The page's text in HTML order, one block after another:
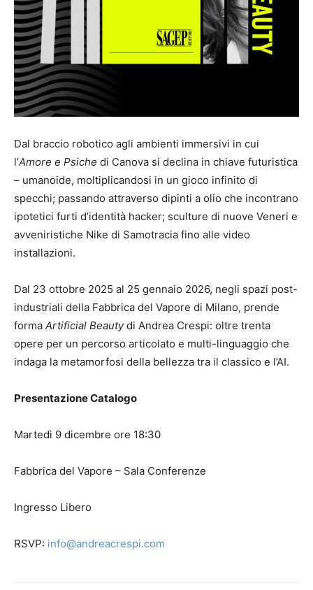
Dal braccio robotico agli ambienti immersivi in cui
l’Amore e Psiche di Canova si declina in chiave futuristica
– umanoide, moltiplicandosi in un gioco infinito di
specchi; passando attraverso dipinti a olio che incontrano
ipotetici furti d’identità hacker; sculture di nuove Veneri e
avveniristiche Nike di Samotracia fino alle video
installazioni.
Dal 23 ottobre 2025 al 25 gennaio 2026, negli spazi post-
industriali della Fabbrica del Vapore di Milano, prende
forma Artificial Beautydi Andrea Crespi: oltre trenta
opere per un percorso articolato e multi-linguaggio che
indaga la metamorfosi della bellezza tra il classico e l’AI.
Presentazione Catalogo
Martedì 9 dicembre ore 18:30
Fabbrica del Vapore – Sala Conferenze
Ingresso Libero
RSVP: info@andreacrespi.com